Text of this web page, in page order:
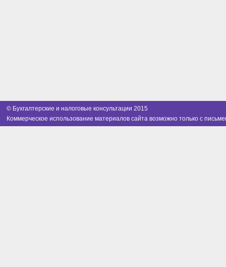
© Бухгалтерские и налоговые консультации 2015
Коммерческое использование материалов сайта возможно только с